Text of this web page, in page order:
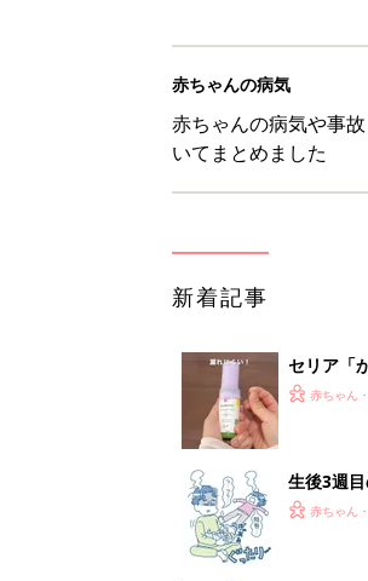
赤ちゃんの病気
赤ちゃんの病気や事
いてまとめました
新着記事
セリア「
赤ちゃん
生後3週
って本当
赤ちゃん